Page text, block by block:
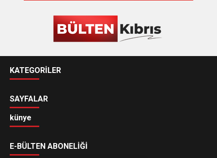
KATEGORİLER
SAYFALAR
künye
E-BÜLTEN ABONELİĞİ